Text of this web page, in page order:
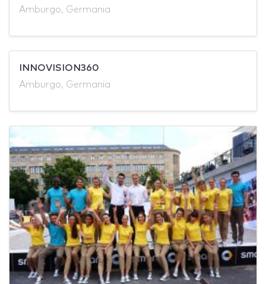
Amburgo, Germania
INNOVISION360
Amburgo, Germania